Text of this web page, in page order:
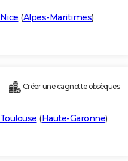
Nice (Alpes-Maritimes)
Créer une cagnotte obsèques
Toulouse (Haute-Garonne)